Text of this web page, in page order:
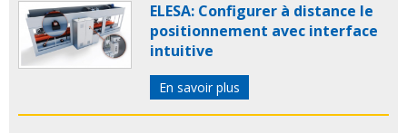
ELESA: Configurer à distance le
positionnement avec interface
intuitive
En savoir plus